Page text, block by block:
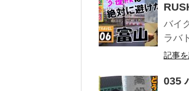
バイ
ラバ
記事
035